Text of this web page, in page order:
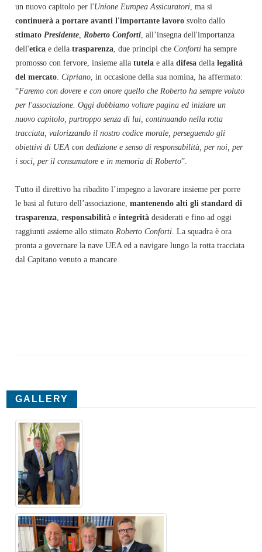
un nuovo capitolo per l'Unione Europea Assicuratori , ma si
continuerà a portare avanti l'importante lavoro svolto dallo
stimato Presidente Roberto Conforti , all’insegna dell'importanza
dell'etica e dellatrasparenza , due principi cheConforti ha sempre
promosso con fervore, insieme allatutela e alladifesa dellalegalità
del mercato .Cipriano , in occasione della sua nomina, ha affermato:
“Faremo con dovere e con onore quello che Roberto ha sempre voluto
per l'associazione. Oggi dobbiamo voltare pagina ed iniziare un
nuovo capitolo, purtroppo senza di lui, continuando nella rotta
tracciata, valorizzando il nostro codice morale, perseguendo gli
obiettivi di UEA con dedizione e senso di responsabilità, per noi, per
i soci, per il consumatore e in memoria di Roberto”.
Tutto il direttivo ha ribadito l’impegno a lavorare insieme per porre
le basi al futuro dell’associazione,mantenendo alti gli standard di
trasparenza ,responsabilità eintegrità desiderati e fino ad oggi
raggiunti assieme allo stimato Roberto Conforti . La squadra è ora
pronta a governare la nave UEA ed a navigare lungo la rotta tracciata
dal Capitano venuto a mancare.
GALLERY